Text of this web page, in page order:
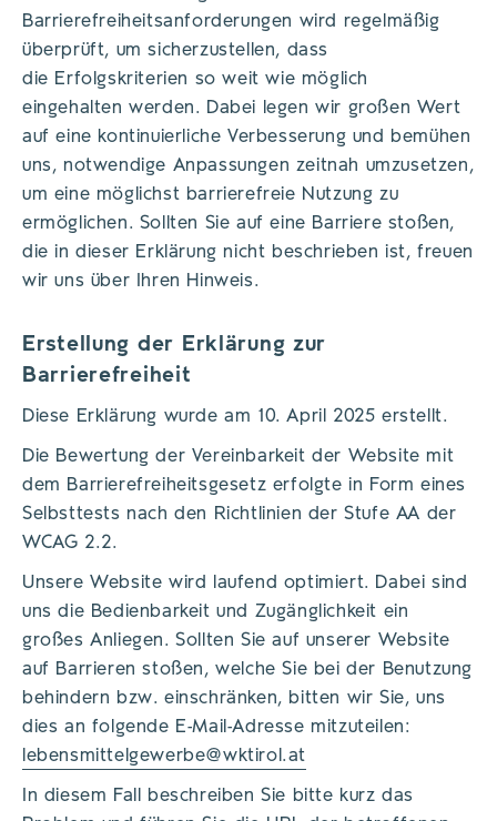
Barrierefreiheitsanforderungen wird regelmäßig
überprüft, um sicherzustellen, dass
die Erfolgskriterien so weit wie möglich
eingehalten werden. Dabei legen wir großen Wert
auf eine kontinuierliche Verbesserung und bemühen
uns, notwendige Anpassungen zeitnah umzusetzen,
um eine möglichst barrierefreie Nutzung zu
ermöglichen. Sollten Sie auf eine Barriere stoßen,
die in dieser Erklärung nicht beschrieben ist, freuen
wir uns über Ihren Hinweis.
Erstellung der Erklärung zur
Barrierefreiheit
Diese Erklärung wurde am 10. April 2025 erstellt.
Die Bewertung der Vereinbarkeit der Website mit
dem Barrierefreiheitsgesetz erfolgte in Form eines
Selbsttests nach den Richtlinien der Stufe AA der
WCAG 2.2.
Unsere Website wird laufend optimiert. Dabei sind
uns die Bedienbarkeit und Zugänglichkeit ein
großes Anliegen. Sollten Sie auf unserer Website
auf Barrieren stoßen, welche Sie bei der Benutzung
behindern bzw. einschränken, bitten wir Sie, uns
dies an folgende E-Mail-Adresse mitzuteilen:
lebensmittelgewerbe@wktirol.at
In diesem Fall beschreiben Sie bitte kurz das